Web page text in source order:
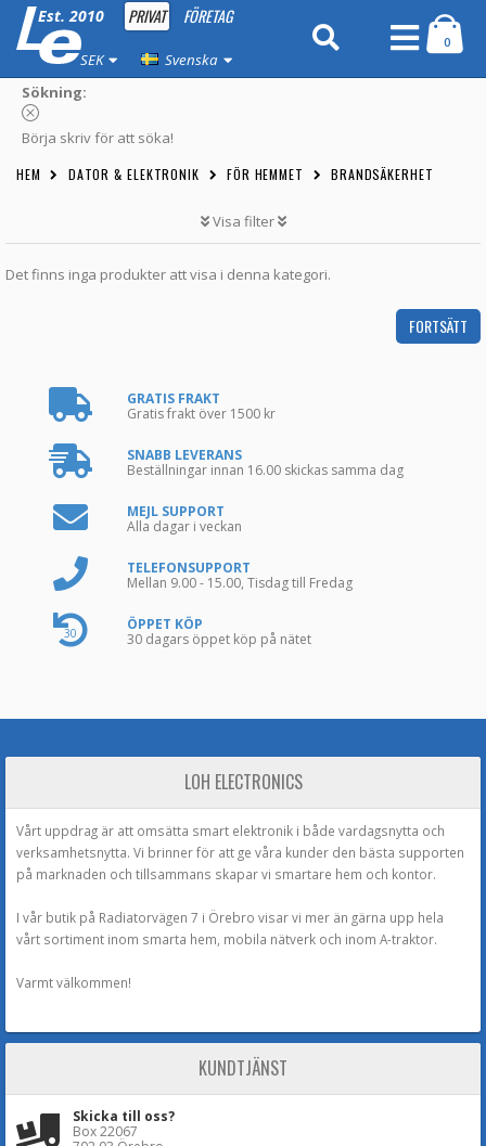
Est. 2010 PRIVAT FÖRETAG
SEK Svenska
0
Sökning:
Börja skriv för att söka!
HEM DATOR & ELEKTRONIK FÖR HEMMET BRANDSÄKERHET
Visa filter
Det finns inga produkter att visa i denna kategori.
FORTSÄTT
GRATIS FRAKT
Gratis frakt över 1500 kr
SNABB LEVERANS
Beställningar innan 16.00 skickas samma dag
MEJL SUPPORT
Alla dagar i veckan
TELEFONSUPPORT
Mellan 9.00 - 15.00, Tisdag till Fredag
30
ÖPPET KÖP
30 dagars öppet köp på nätet
LOH ELECTRONICS
Vårt uppdrag är att omsätta smart elektronik i både vardagsnytta och
verksamhetsnytta. Vi brinner för att ge våra kunder den bästa supporten
på marknaden och tillsammans skapar vi smartare hem och kontor.
I vår butik på Radiatorvägen 7 i Örebro visar vi mer än gärna upp hela
vårt sortiment inom smarta hem, mobila nätverk och inom A-traktor.
Varmt välkommen!
KUNDTJÄNST
Skicka till oss?
Box 22067